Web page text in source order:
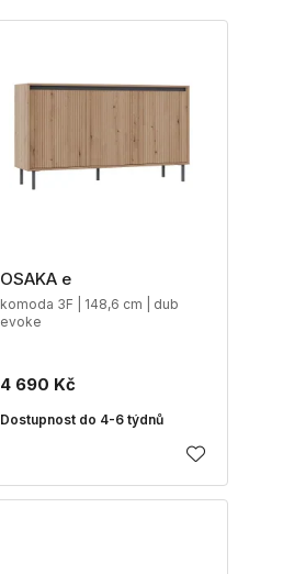
OSAKA e
komoda 3F | 148,6 cm | dub
evoke
4 690 Kč
Dostupnost do 4-6 týdnů